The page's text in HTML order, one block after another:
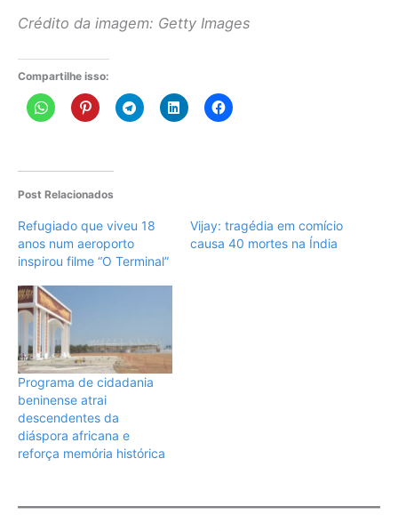
Crédito da imagem: Getty Images
Compartilhe isso:
Post Relacionados
Refugiado que viveu 18
anos num aeroporto
inspirou filme “O Terminal”
Vijay: tragédia em comício
causa 40 mortes na Índia
Programa de cidadania
beninense atrai
descendentes da
diáspora africana e
reforça memória histórica